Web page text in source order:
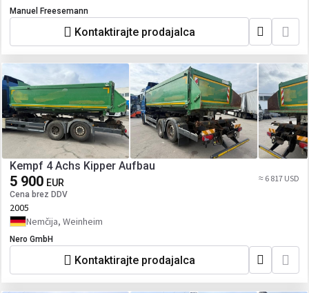
Manuel Freesemann
Kontaktirajte prodajalca
Kempf 4 Achs Kipper Aufbau
5 900 EUR
Cena brez DDV
≈ 6 817 USD
2005
Nemčija, Weinheim
Nero GmbH
Kontaktirajte prodajalca